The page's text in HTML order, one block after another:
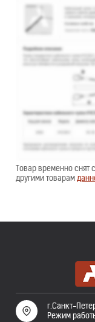
Товар временно снят
другими товарам
г.Санкт-
Режим